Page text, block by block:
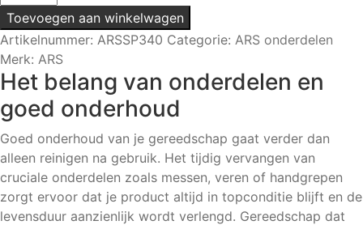
pijp
|
Voor
160/180ZR-
2.0-
3
aantal
Toevoegen aan winkelwagen
Artikelnummer: ARSSP340 Categorie: ARS onderdelen
Merk: ARS
Het belang van onderdelen en
goed onderhoud
Goed onderhoud van je gereedschap gaat verder dan
alleen reinigen na gebruik. Het tijdig vervangen van
cruciale onderdelen zoals messen, veren of handgrepen
zorgt ervoor dat je product altijd in topconditie blijft en de
levensduur aanzienlijk wordt verlengd. Gereedschap dat